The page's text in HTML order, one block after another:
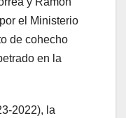
el Ministerio
de cohecho
en la
2022), la